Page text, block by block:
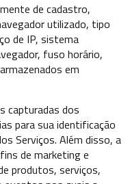
de cadastro,
utilizado, tipo
de IP, sistema
fuso horário,
em
capturadas dos
para sua identificação
Serviços. Além disso, a
de marketing e
produtos, serviços,